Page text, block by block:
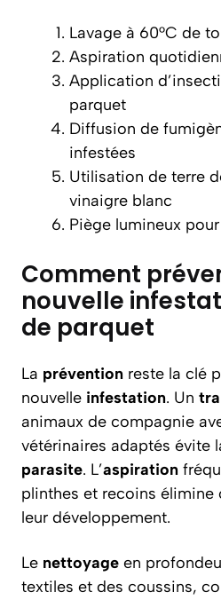
Lavage à 60°C de
Aspiration
Application
parquet
Diffusion de
infestées
Utilisation de terre
vinaigre blanc
Piège lumineux
Comment
nouvelle
de parquet
La prévention reste la clé
nouvelle infestation. Un
animaux de compagnie
vétérinaires adaptés évite
parasite. L’aspiration
plinthes et recoins
leur développement.
Le nettoyage en
textiles et des coussins,